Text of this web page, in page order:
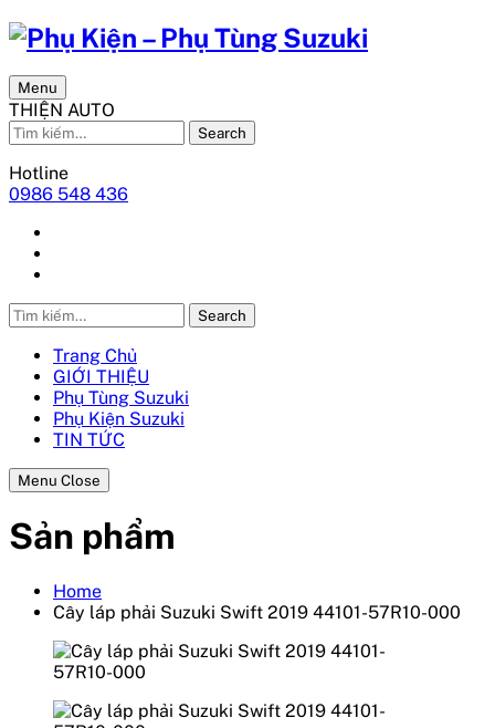
Menu
THIỆN AUTO
Search
Hotline
0986 548 436
Search
Trang Chủ
GIỚI THIỆU
Phụ Tùng Suzuki
Phụ Kiện Suzuki
TIN TỨC
Menu Close
Sản phẩm
Home
Cây láp phải Suzuki Swift 2019 44101-57R10-000